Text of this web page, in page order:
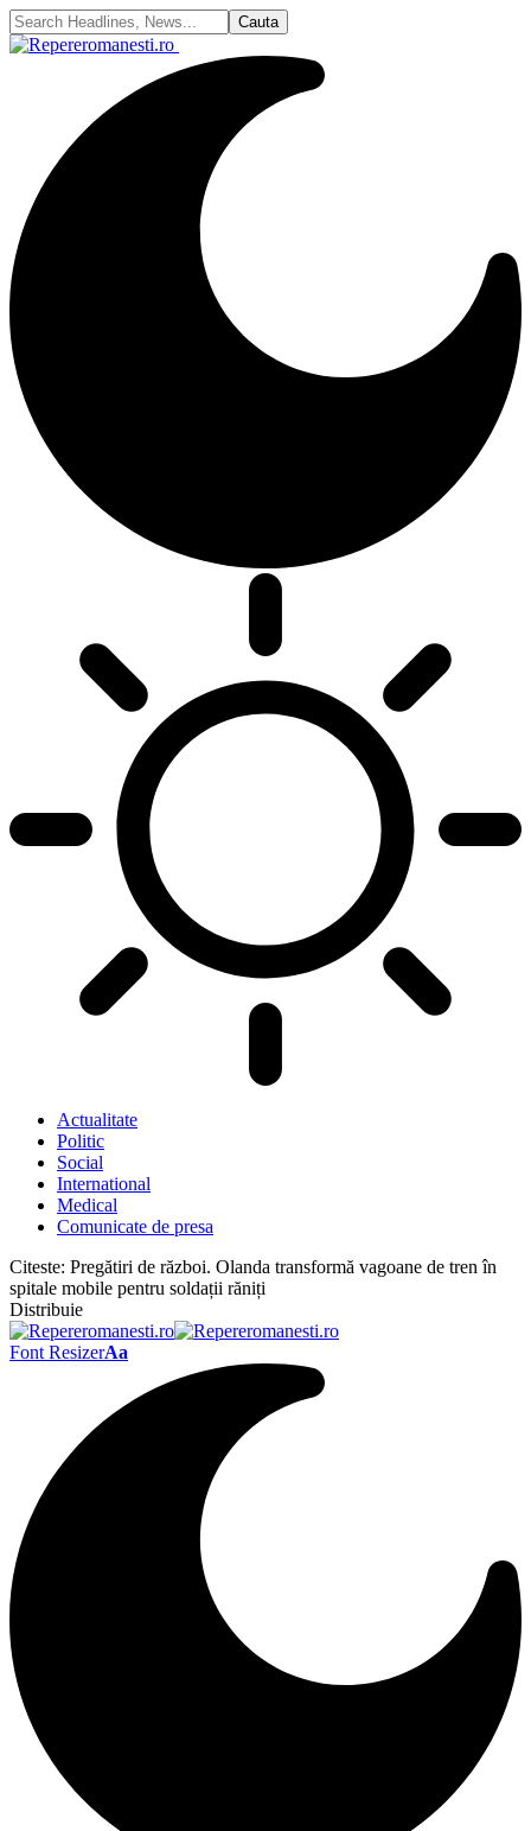
Actualitate
Politic
Social
International
Medical
Comunicate de presa
Citeste: Pregătiri de război. Olanda transformă vagoane de tren în
spitale mobile pentru soldații răniți
Distribuie
Font ResizerAa